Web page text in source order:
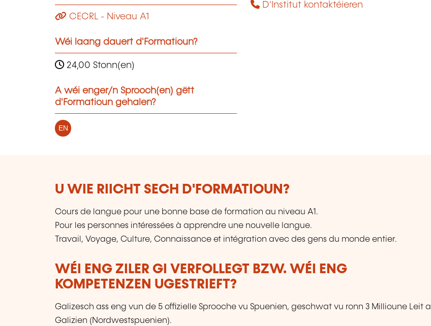
CECRL - Niveau A1
Wéi laang dauert d'Formatioun?
24,00 Stonn(en)
A wéi enger/n Sprooch(en) gëtt
d'Formatioun gehalen?
EN
D'Institut kontaktéieren
U WIE RIICHT SECH D'FORMATIOUN?
Cours de langue pour une bonne base de formation au niveau A1.
Pour les personnes intéressées à apprendre une nouvelle langue.
Travail, Voyage, Culture, Connaissance et intégration avec des gens du monde entier.
WÉI ENG ZILER GI VERFOLLEGT BZW. WÉI ENG
KOMPETENZEN UGESTRIEFT?
Galizesch ass eng vun de 5 offizielle Sprooche vu Spuenien, geschwat vu ronn 3 Millioune Leit a
Galizien (Nordwestspuenien).